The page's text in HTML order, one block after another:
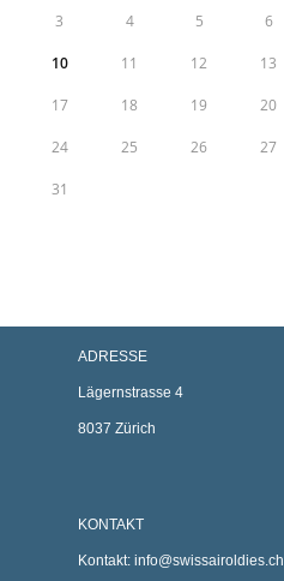
3 4 5 6
10 11 12 13
17 18 19 20
24 25 26 27
31
ADRESSE
Lägernstrasse 4
8037 Zürich
KONTAKT
Kontakt: info@swissairoldies.ch